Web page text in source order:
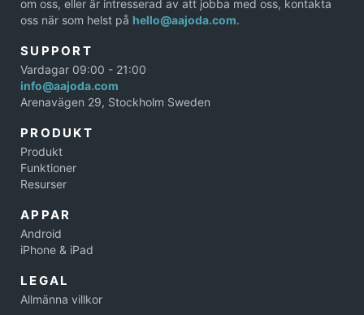
om oss, eller är intresserad av att jobba med oss, kontakta
oss när som helst på hello@aajoda.com.
SUPPORT
Vardagar 09:00 - 21:00
info@aajoda.com
Arenavägen 29, Stockholm Sweden
PRODUKT
Produkt
Funktioner
Resurser
APPAR
Android
iPhone & iPad
LEGAL
Allmänna villkor